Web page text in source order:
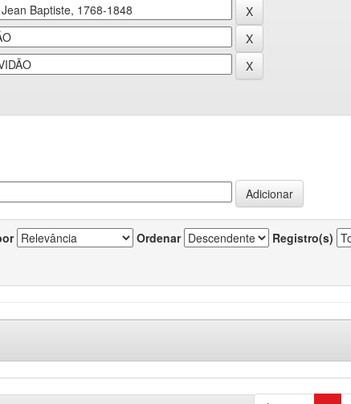
Ordenar Registro(s)